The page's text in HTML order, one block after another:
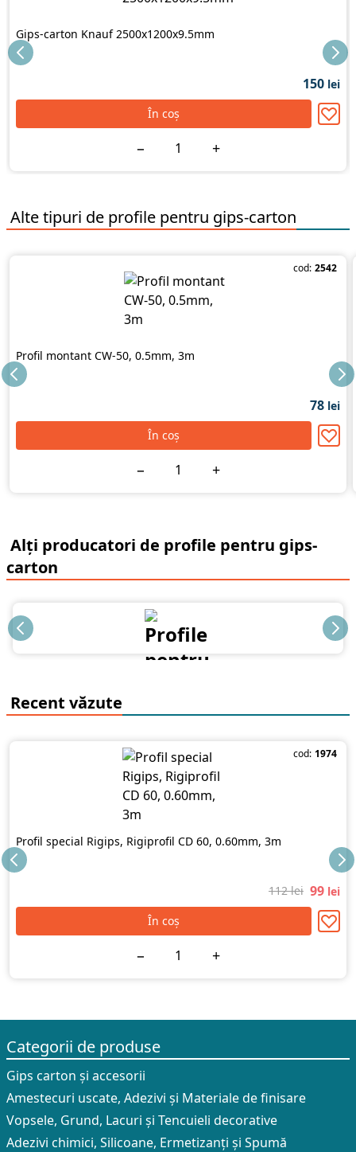
Gips-carton Knauf 2500x1200x9.5mm
150 lei
În coș
− +
Alte tipuri de profile pentru gips-carton
cod: 2542
Profil montant CW-50, 0.5mm, 3m
78 lei
În coș
− +
Alți producatori de profile pentru gips-
carton
Recent văzute
cod: 1974
Profil special Rigips, Rigiprofil CD 60, 0.60mm, 3m
112 lei 99 lei
În coș
− +
Categorii de produse
Gips carton și accesorii
Amestecuri uscate, Adezivi şi Materiale de finisare
Vopsele, Grund, Lacuri și Tencuieli decorative
Adezivi chimici, Silicoane, Ermetizanți și Spumă